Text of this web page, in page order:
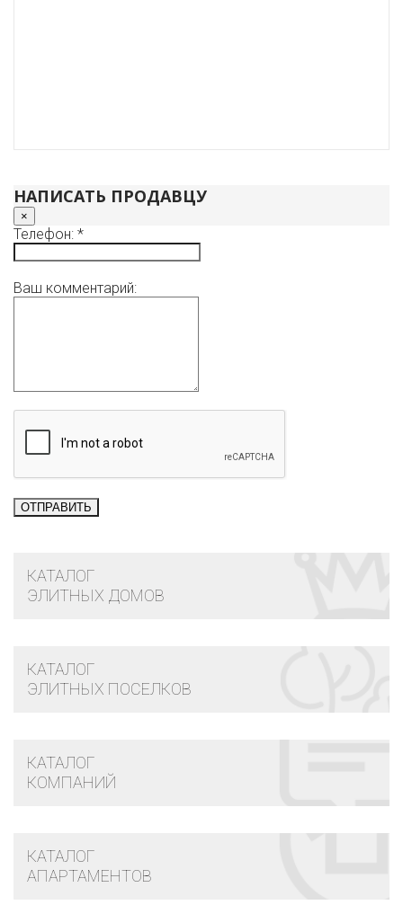
НАПИСАТЬ ПРОДАВЦУ
×
Телефон: *
Ваш комментарий:
КАТАЛОГ
ЭЛИТНЫХ ДОМОВ
КАТАЛОГ
ЭЛИТНЫХ ПОСЕЛКОВ
КАТАЛОГ
КОМПАНИЙ
КАТАЛОГ
АПАРТАМЕНТОВ